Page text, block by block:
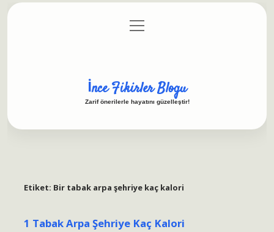
Gizlilik Politikası
menüyü
aç
İnce Fikirler Blogu
Zarif önerilerle hayatını güzelleştir!
Etiket: Bir tabak arpa şehriye kaç kalori
1 Tabak Arpa Şehriye Kaç Kalori